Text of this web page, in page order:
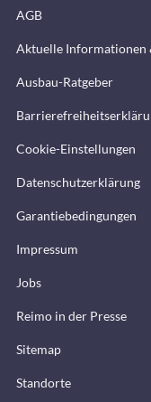
AGB
Aktuelle Informationen
Ausbau-Ratgeber
Cookie-Einstellungen
Datenschutzerklärung
Garantiebedingungen
Impressum
Jobs
Reimo in der Presse
Sitemap
Standorte